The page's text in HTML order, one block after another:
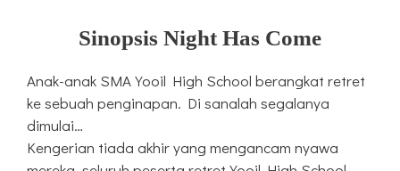
Sinopsis Night Has Come
Anak-anak SMA Yooil High School berangkat retret
ke sebuah penginapan. Di sanalah segalanya
dimulai…
Kengerian tiada akhir yang mengancam nyawa